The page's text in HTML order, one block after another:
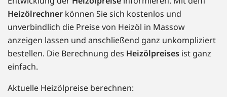
Heizölrechner können Sie sich kostenlos und
unverbindlich die Preise von Heizöl in Massow
anzeigen lassen und anschließend ganz unkompliziert
bestellen. Die Berechnung des Heizölpreises ist ganz
einfach.
Aktuelle Heizölpreise berechnen: